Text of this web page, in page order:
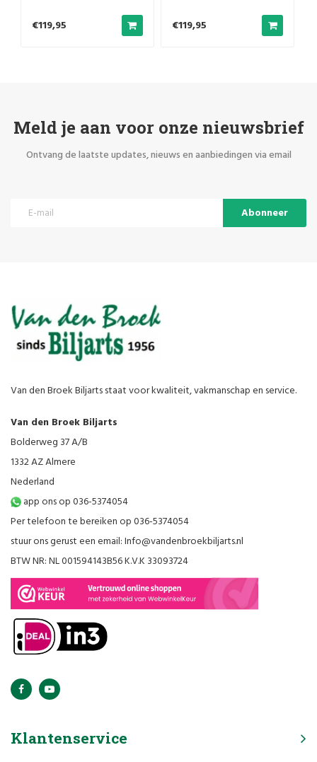
€119,95 €119,95
Meld je aan voor onze nieuwsbrief
Ontvang de laatste updates, nieuws en aanbiedingen via email
Abonneer
Van den Broek Biljarts staat voor kwaliteit, vakmanschap en service.
Van den Broek Biljarts
Bolderweg 37 A/B
1332 AZ Almere
Nederland
app ons op 036-5374054
Per telefoon te bereiken op 036-5374054
stuur ons gerust een email:Info@vandenbroekbiljarts.nl
BTW NR: NL 001594143B56 K.V.K 33093724
Klantenservice